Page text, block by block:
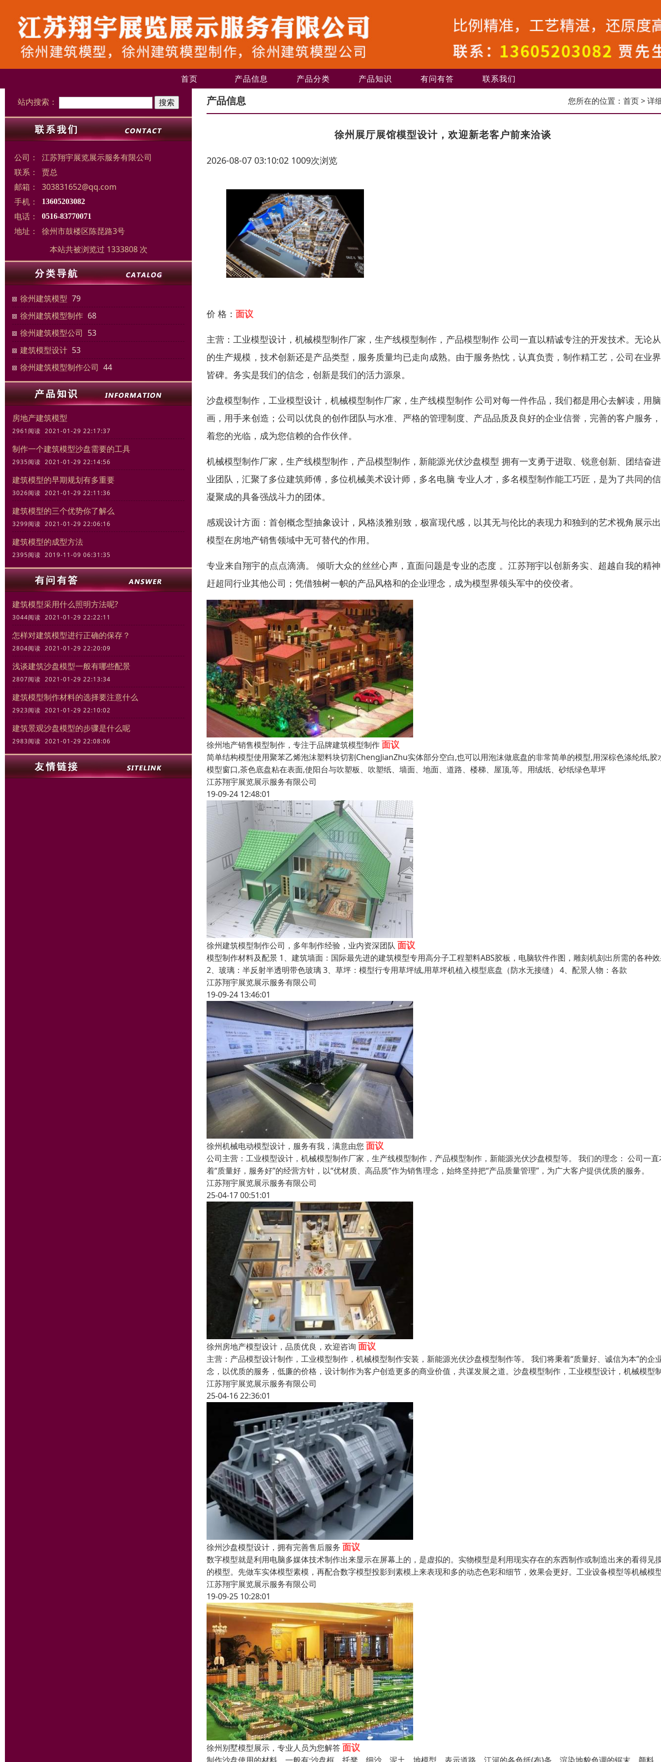
首页 产品信息 产品分类 产品知识 有问有答 联系我们
站内搜索：
公司：
江苏翔宇展览展示服务有限公司
联系：
贾总
邮箱：
303831652@qq.com
手机：
13605203082
电话： 0516-83770071
地址：
徐州市鼓楼区陈琵路3号
本站共被浏览过 1333808 次
徐州建筑模型 79
徐州建筑模型制作 68
徐州建筑模型公司 53
建筑模型设计 53
徐州建筑模型制作公司 44
房地产建筑模型
2961阅读 2021-01-29 22:17:37
制作一个建筑模型沙盘需要的工具
2935阅读 2021-01-29 22:14:56
建筑模型的早期规划有多重要
3026阅读 2021-01-29 22:11:36
建筑模型的三个优势你了解么
3299阅读 2021-01-29 22:06:16
建筑模型的成型方法
2395阅读 2019-11-09 06:31:35
建筑模型采用什么照明方法呢?
3044阅读 2021-01-29 22:22:11
怎样对建筑模型进行正确的保存？
2804阅读 2021-01-29 22:20:09
浅谈建筑沙盘模型一般有哪些配景
2807阅读 2021-01-29 22:13:34
建筑模型制作材料的选择要注意什么
2923阅读 2021-01-29 22:10:02
建筑景观沙盘模型的步骤是什么呢
2983阅读 2021-01-29 22:08:06
产品信息 您所在的位置： 首页> 详
徐州展厅展馆模型设计，欢迎新老客户前来洽谈
2026-08-07 03:10:02 1009次浏览
价 格： 面议
主营：工业模型设计，机械模型制作厂家，生产线模型制作，产品模型制作 公司一直以精诚专注的开发技术。无论
的生产规模，技术创新还是产品类型，服务质量均已走向成熟。由于服务热忱，认真负责，制作精工艺，公司在业
皆碑。务实是我们的信念，创新是我们的活力源泉。
沙盘模型制作，工业模型设计，机械模型制作厂家，生产线模型制作 公司对每一件作品，我们都是用心去解读，用
画，用手来创造；公司以优良的创作团队与水准、严格的管理制度、产品品质及良好的企业信誉，完善的客户服务
着您的光临，成为您信赖的合作伙伴。
机械模型制作厂家，生产线模型制作，产品模型制作，新能源光伏沙盘模型 拥有一支勇于进取、锐意创新、团结奋
业团队，汇聚了多位建筑师傅，多位机械美术设计师，多名电脑 专业人才，多名模型制作能工巧匠，是为了共同的
凝聚成的具备强战斗力的团体。
感观设计方面：首创概念型抽象设计，风格淡雅别致，极富现代感，以其无与伦比的表现力和独到的艺术视角展示
模型在房地产销售领域中无可替代的作用。
专业来自翔宇的点点滴滴。 倾听大众的丝丝心声，直面问题是专业的态度 。江苏翔宇以创新务实、超越自我的精
赶超同行业其他公司；凭借独树一帜的产品风格和的企业理念，成为模型界领头军中的佼佼者。
徐州地产销售模型制作，专注于品牌建筑模型制作面议
简单结构模型使用聚苯乙烯泡沫塑料块切割ChengJianZhu实体部分空白,也可以用泡沫做底盘的非常简单的模型,用深棕色涤纶纸,胶
模型窗口,茶色底盘粘在表面,使阳台与吹塑板、吹塑纸、墙面、地面、道路、楼梯、屋顶,等。用绒纸、砂纸绿色草坪
江苏翔宇展览展示服务有限公司
19-09-24 12:48:01
徐州建筑模型制作公司，多年制作经验，业内资深团队 面议
模型制作材料及配景 1、建筑墙面：国际最先进的建筑模型专用高分子工程塑料ABS胶板，电脑软件作图，雕刻机刻出所需的各种
2、玻璃：半反射半透明带色玻璃 3、草坪：模型行专用草坪绒,用草坪机植入模型底盘（防水无接缝） 4、配景人物：各款
江苏翔宇展览展示服务有限公司
19-09-24 13:46:01
徐州机械电动模型设计，服务有我，满意由您 面议
公司主营：工业模型设计，机械模型制作厂家，生产线模型制作，产品模型制作，新能源光伏沙盘模型等。 我们的理念： 公司一直
着“质量好，服务好”的经营方针，以“优材质、高品质”作为销售理念，始终坚持把“产品质量管理”，为广大客户提供优质的服务。
江苏翔宇展览展示服务有限公司
25-04-17 00:51:01
徐州房地产模型设计，品质优良，欢迎咨询 面议
主营：产品模型设计制作，工业模型制作，机械模型制作安装，新能源光伏沙盘模型制作等。 我们将秉着“质量好、诚信为本”的企
念，以优质的服务，低廉的价格，设计制作为客户创造更多的商业价值，共谋发展之道。沙盘模型制作，工业模型设计，机械模型
江苏翔宇展览展示服务有限公司
25-04-16 22:36:01
徐州沙盘模型设计，拥有完善售后服务 面议
数字模型就是利用电脑多媒体技术制作出来显示在屏幕上的，是虚拟的。实物模型是利用现实存在的东西制作或制造出来的看得见
的模型。先做车实体模型素模，再配合数字模型投影到素模上来表现和多的动态色彩和细节，效果会更好。工业设备模型等机械模
江苏翔宇展览展示服务有限公司
19-09-25 10:28:01
徐州别墅模型展示，专业人员为您解答面议